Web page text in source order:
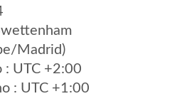
Madrid)
: UTC +2:00
: UTC +1:00